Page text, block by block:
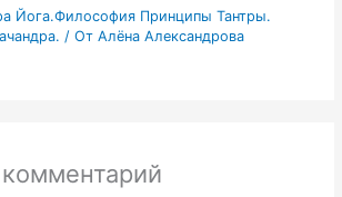
Йога.Философия Принципы Тантры.
/ От Алёна Александрова